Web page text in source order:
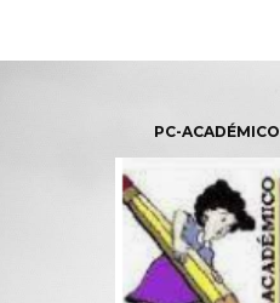
PC-ACADÉMICO